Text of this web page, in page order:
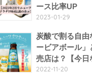
ース比率UP
2023-01-29
炭酸で割る自由
ービアボール
売店は？【今日
2022-11-20